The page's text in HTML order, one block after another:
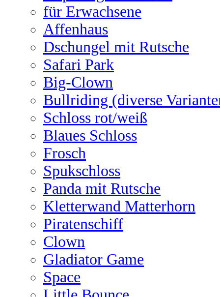
für Erwachsene
Affenhaus
Dschungel mit Rutsche
Safari Park
Big-Clown
Bullriding (diverse
Schloss rot/weiß
Blaues Schloss
Frosch
Spukschloss
Panda mit Rutsche
Kletterwand Matterhorn
Piratenschiff
Clown
Gladiator Game
Space